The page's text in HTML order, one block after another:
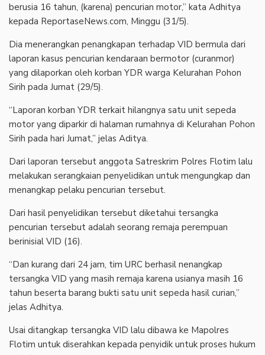
berusia 16 tahun, (karena) pencurian motor,” kata Adhitya
kepada ReportaseNews.com, Minggu (31/5).
Dia menerangkan penangkapan terhadap VID bermula dari
laporan kasus pencurian kendaraan bermotor (curanmor)
yang dilaporkan oleh korban YDR warga Kelurahan Pohon
Sirih pada Jumat (29/5).
“Laporan korban YDR terkait hilangnya satu unit sepeda
motor yang diparkir di halaman rumahnya di Kelurahan Pohon
Sirih pada hari Jumat,” jelas Aditya.
Dari laporan tersebut anggota Satreskrim Polres Flotim lalu
melakukan serangkaian penyelidikan untuk mengungkap dan
menangkap pelaku pencurian tersebut.
Dari hasil penyelidikan tersebut diketahui tersangka
pencurian tersebut adalah seorang remaja perempuan
berinisial VID (16).
“Dan kurang dari 24 jam, tim URC berhasil nenangkap
tersangka VID yang masih remaja karena usianya masih 16
tahun beserta barang bukti satu unit sepeda hasil curian,”
jelas Adhitya.
Usai ditangkap tersangka VID lalu dibawa ke Mapolres
Flotim untuk diserahkan kepada penyidik untuk proses hukum